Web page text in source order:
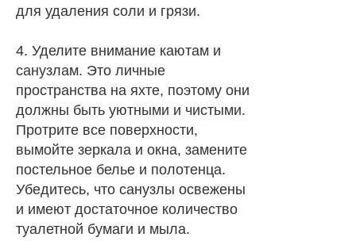
для удаления соли и грязи.
4. Уделите внимание каютам и
санузлам. Это личные
пространства на яхте, поэтому они
должны быть уютными и чистыми.
Протрите все поверхности,
вымойте зеркала и окна, замените
постельное белье и полотенца.
Убедитесь, что санузлы освежены
и имеют достаточное количество
туалетной бумаги и мыла.